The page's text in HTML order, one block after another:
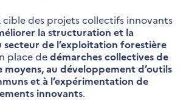
cible des projets collectifs innovants
la structuration et la
de l’exploitation forestière
place dedémarches collectives de
au développement d’outils
et à l’expérimentation de
innovants.